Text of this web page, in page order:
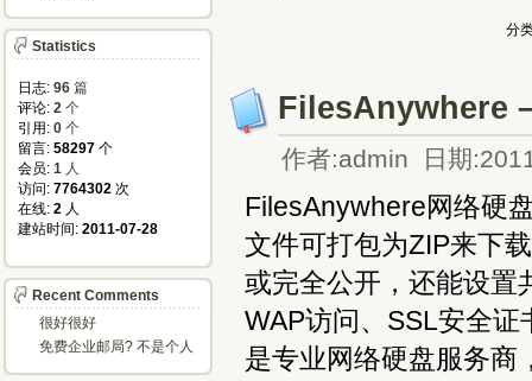
分
FilesAnywhere
作者:admin 日期
FilesAnywhere网络硬
文件可打包为ZIP来下
或完全公开，还能设置
WAP访问、SSL安全
是专业网络硬盘服务商
Statistics
日志: 96 篇
评论: 2 个
引用: 0 个
留言: 58297 个
会员: 1 人
访问: 7764302 次
在线: 2 人
建站时间: 2011-07-28
Recent Comments
很好很好
免费企业邮局? 不是个人